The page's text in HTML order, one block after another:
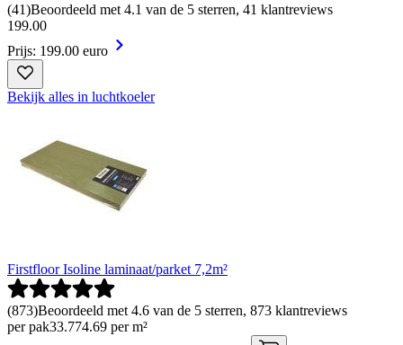
(41)Beoordeeld met 4.1 van de 5 sterren, 41 klantreviews
199.00
Prijs: 199.00 euro
Bekijk alles in luchtkoeler
Firstfloor Isoline laminaat/parket 7,2m²
(873)Beoordeeld met 4.6 van de 5 sterren, 873 klantreviews
per pak33.774.69 per m²